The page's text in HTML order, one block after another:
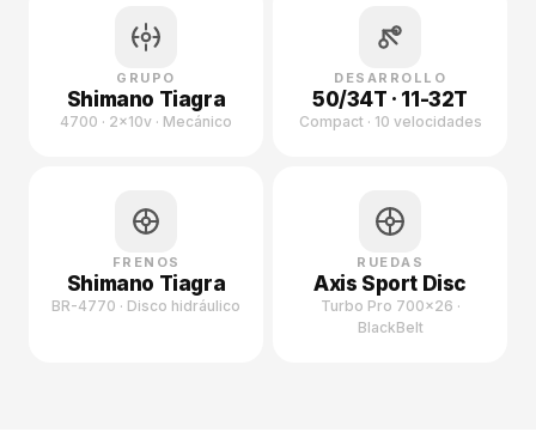
GRUPO
Shimano Tiagra
4700 · 2×10v · Mecánico
DESARROLLO
50/34T · 11-32T
Compact · 10 velocidades
FRENOS
Shimano Tiagra
BR-4770 · Disco hidráulico
RUEDAS
Axis Sport Disc
Turbo Pro 700×26 ·
BlackBelt